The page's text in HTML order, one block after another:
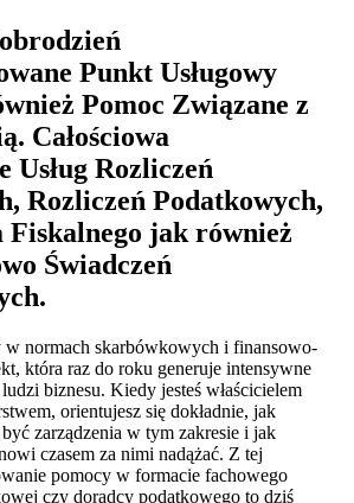
Punkt Usługowy
Pomoc Związane z
Całościowa
Usług Rozliczeń
Rozliczeń Podatkowych,
Fiskalnego jak również
Świadczeń
w normach skarbówkowych i finansowo-
która raz do roku generuje intensywne
biznesu. Kiedy jesteś właścicielem
orientujesz się dokładnie, jak
być zarządzenia w tym zakresie i jak
czasem za nimi nadążać. Z tej
pomocy w formacie fachowego
czy doradcy podatkowego to dziś